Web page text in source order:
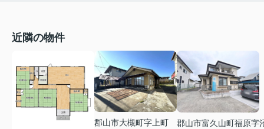
近隣の物件
郡山市大槻町字上町
郡山市富久山町福原字